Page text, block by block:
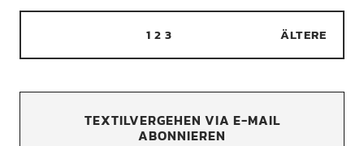
1 2 3 ÄLTERE
TEXTILVERGEHEN VIA E-MAIL
ABONNIEREN